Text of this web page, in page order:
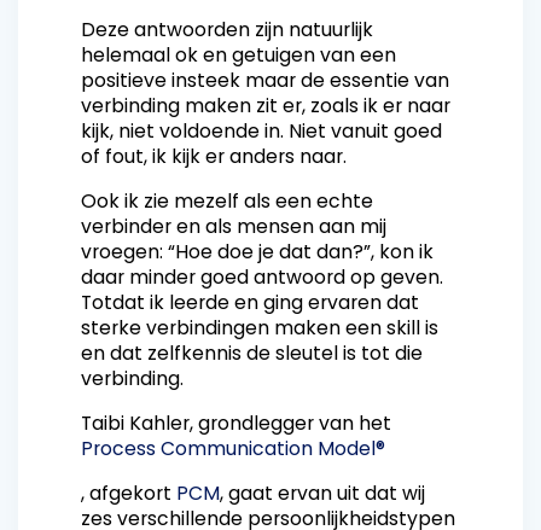
Deze antwoorden zijn natuurlijk
helemaal ok en getuigen van een
positieve insteek maar de essentie van
verbinding maken zit er, zoals ik er naar
kijk, niet voldoende in. Niet vanuit goed
of fout, ik kijk er anders naar.
Ook ik zie mezelf als een echte
verbinder en als mensen aan mij
vroegen: “Hoe doe je dat dan?”, kon ik
daar minder goed antwoord op geven.
Totdat ik leerde en ging ervaren dat
sterke verbindingen maken een skill is
en dat zelfkennis de sleutel is tot die
verbinding.
Taibi Kahler, grondlegger van het
Process Communication Model®
, afgekort PCM, gaat ervan uit dat wij
zes verschillende persoonlijkheidstypen